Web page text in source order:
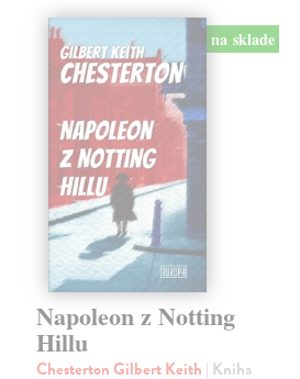
na sklade
Napoleon z Notting
Hillu
Chesterton Gilbert Keith | Kniha